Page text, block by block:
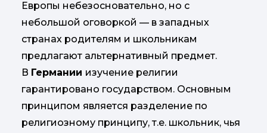
Европы небезосновательно, но с
небольшой оговоркой — в западных
странах родителям и школьникам
предлагают альтернативный предмет.
В Германии изучение религии
гарантировано государством. Основным
принципом является разделение по
религиозному принципу, т.е. школьник, чья